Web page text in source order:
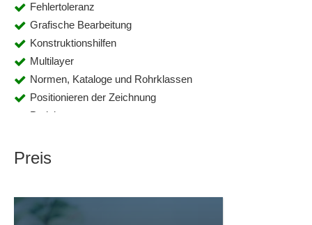
Fehlertoleranz
Grafische Bearbeitung
Konstruktionshilfen
Multilayer
Normen, Kataloge und Rohrklassen
Positionieren der Zeichnung
Projektmanagement
Rohrlängen
Preis